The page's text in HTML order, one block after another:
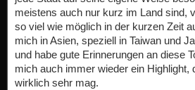
meistens auch nur kurz im Land sind,
so viel wie möglich in der kurzen Zeit
mich in Asien, speziell in Taiwan und
und habe gute Erinnerungen an diese
mich auch immer wieder ein Highlight,
wirklich sehr mag.